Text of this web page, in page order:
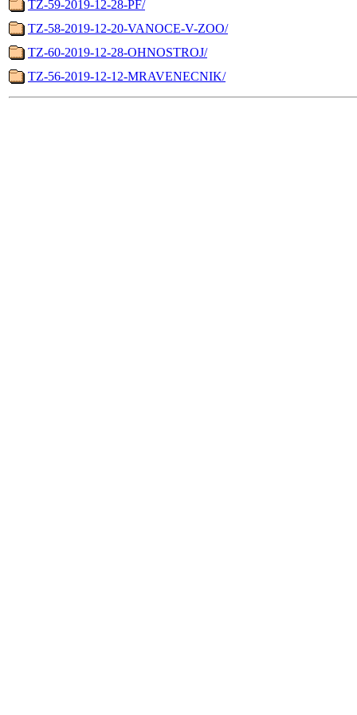
TZ-59-2019-12-28-PF/
TZ-58-2019-12-20-VANOCE-V-ZOO/
TZ-60-2019-12-28-OHNOSTROJ/
TZ-56-2019-12-12-MRAVENECNIK/